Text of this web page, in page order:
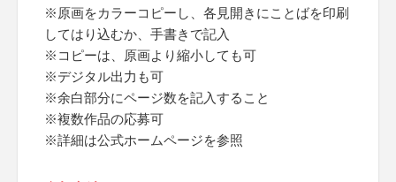
※原画をカラーコピーし、各見開きにことばを印刷
してはり込むか、手書きで記入
※コピーは、原画より縮小しても可
※デジタル出力も可
※余白部分にページ数を記入すること
※複数作品の応募可
※詳細は公式ホームページを参照